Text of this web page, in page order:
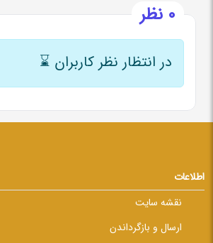
0 نظر
در انتظار نظر کاربران ⌛
اطلاعات
نقشه سایت
ارسال و بازگرداندن